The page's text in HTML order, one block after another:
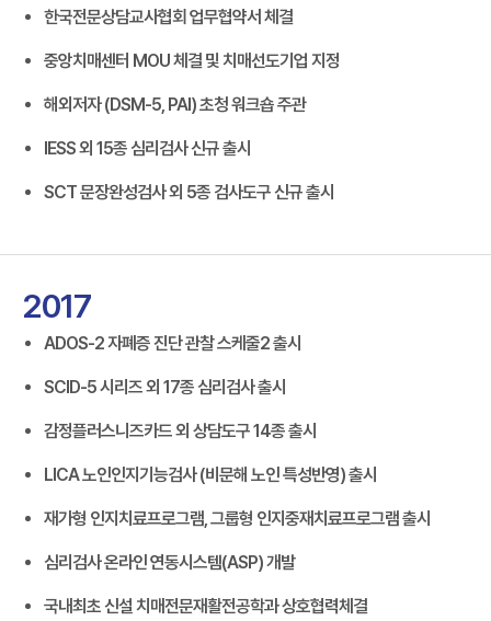
한국전문상담교사협회 업무협약서 체결
중앙치매센터 MOU 체결 및 치매선도기업 지정
해외저자 (DSM-5, PAI) 초청 워크숍 주관
IESS 외 15종 심리검사 신규 출시
SCT 문장완성검사 외 5종 검사도구 신규 출시
2017
ADOS-2 자폐증 진단 관찰 스케줄2 출시
SCID-5 시리즈 외 17종 심리검사 출시
감정플러스니즈카드 외 상담도구 14종 출시
LICA 노인인지기능검사 (비문해 노인 특성반영) 출시
재가형 인지치료프로그램, 그룹형 인지중재치료프로그램 출시
심리검사 온라인 연동시스템(ASP) 개발
국내최초 신설 치매전문재활전공학과 상호협력체결